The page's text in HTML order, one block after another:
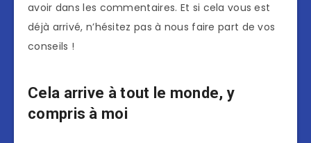
avoir dans les commentaires. Et si cela vous est
déjà arrivé, n’hésitez pas à nous faire part de vos
conseils !
Cela arrive à tout le monde, y
compris à moi